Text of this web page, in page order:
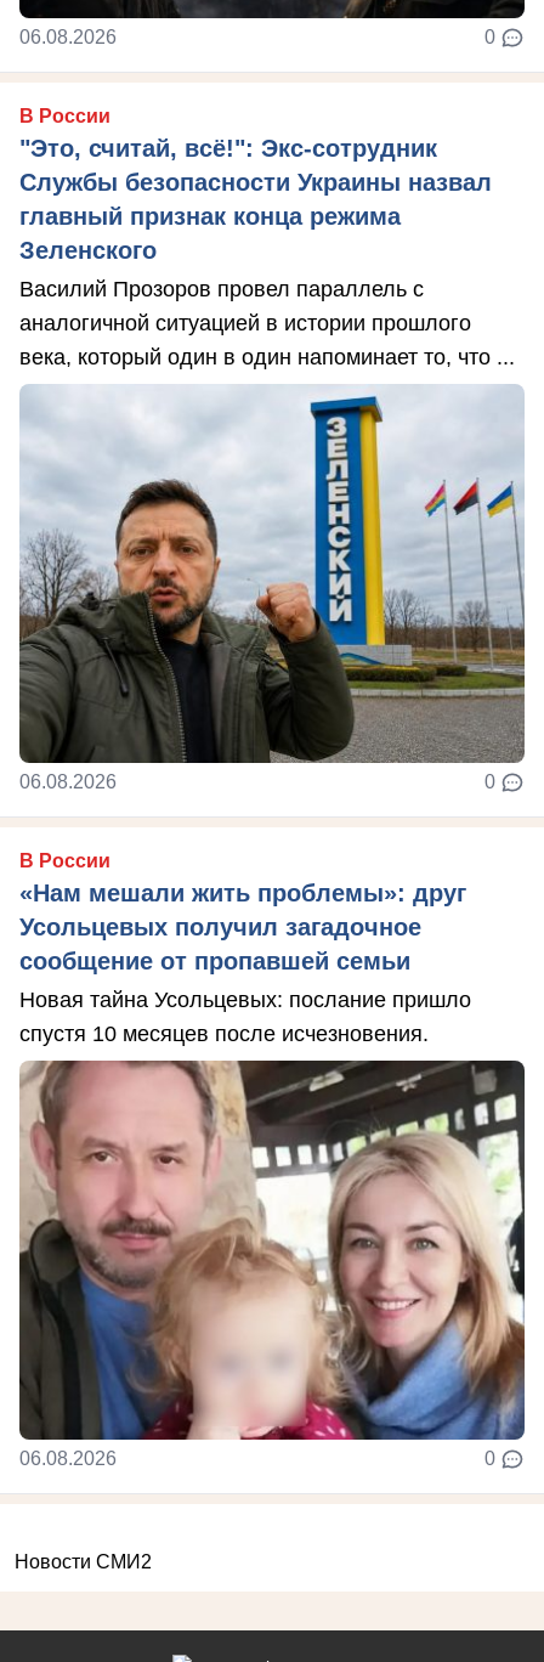
06.08.2026 0
В России
"Это, считай, всё!": Экс-сотрудник
Службы безопасности Украины назвал
главный признак конца режима
Зеленского
Василий Прозоров провел параллель с
аналогичной ситуацией в истории прошлого
века, который один в один напоминает то, что ...
06.08.2026 0
В России
«Нам мешали жить проблемы»: друг
Усольцевых получил загадочное
сообщение от пропавшей семьи
Новая тайна Усольцевых: послание пришло
спустя 10 месяцев после исчезновения.
06.08.2026 0
Новости СМИ2